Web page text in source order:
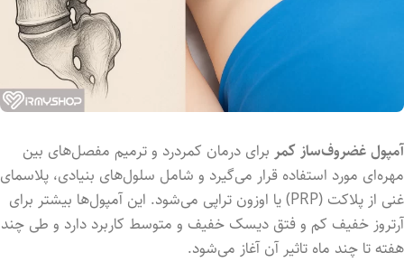
آمپول غضروف‌ساز کمر برای درمان کمردرد و ترمیم مفصل‌های بین
مهره‌ای مورد استفاده قرار می‌گیرد و شامل سلول‌های بنیادی، پلاسمای
غنی از پلاکت (PRP) یا اوزون تراپی می‌شود. این آمپول‌ها بیشتر برای
آرتروز خفیف کم و فتق دیسک خفیف و متوسط کاربرد دارد و طی چند
هفته تا چند ماه تاثیر آن آغاز می‌شود.